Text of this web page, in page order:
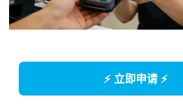
⚡ 立即申请 ⚡